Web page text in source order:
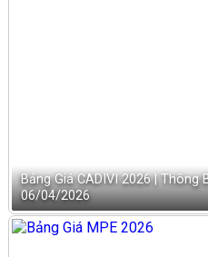
Bảng Giá CADIVI 2026 | Thông
06/04/2026